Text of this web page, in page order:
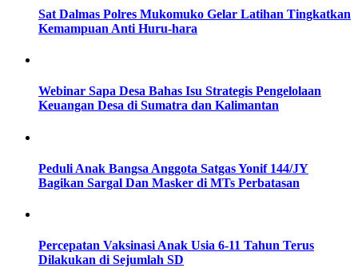
Sat Dalmas Polres Mukomuko Gelar Latihan Tingkatkan
Kemampuan Anti Huru-hara
Webinar Sapa Desa Bahas Isu Strategis Pengelolaan
Keuangan Desa di Sumatra dan Kalimantan
Peduli Anak Bangsa Anggota Satgas Yonif 144/JY
Bagikan Sargal Dan Masker di MTs Perbatasan
Percepatan Vaksinasi Anak Usia 6-11 Tahun Terus
Dilakukan di Sejumlah SD